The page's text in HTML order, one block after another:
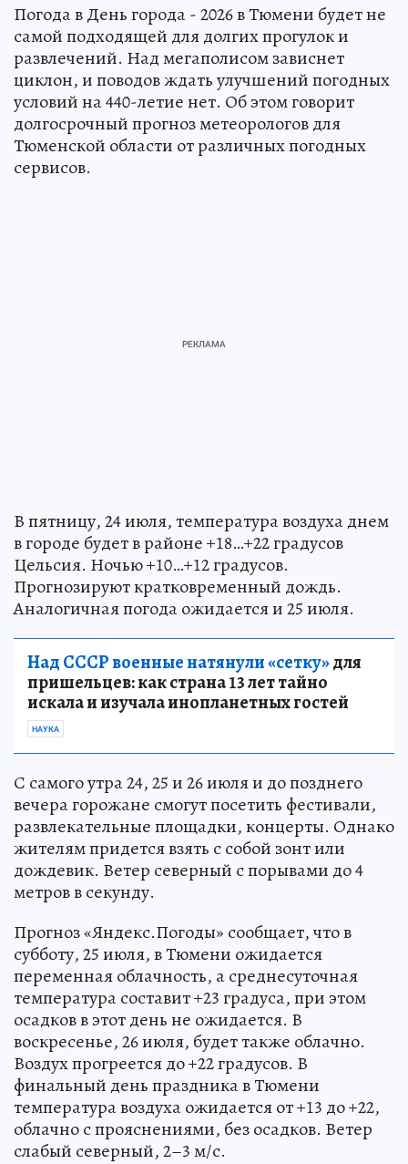
Погода в День города - 2026 в Тюмени будет не
самой подходящей для долгих прогулок и
развлечений. Над мегаполисом зависнет
циклон, и поводов ждать улучшений погодных
условий на 440-летие нет. Об этом говорит
долгосрочный прогноз метеорологов для
Тюменской области от различных погодных
сервисов.
В пятницу, 24 июля, температура воздуха днем
в городе будет в районе +18…+22 градусов
Цельсия. Ночью +10…+12 градусов.
Прогнозируют кратковременный дождь.
Аналогичная погода ожидается и 25 июля.
Над СССР военные натянули «сетку»для
пришельцев: как страна 13 лет тайно
искала и изучала инопланетных гостей
НАУКА
С самого утра 24, 25 и 26 июля и до позднего
вечера горожане смогут посетить фестивали,
развлекательные площадки, концерты. Однако
жителям придется взять с собой зонт или
дождевик. Ветер северный с порывами до 4
метров в секунду.
Прогноз «Яндекс.Погоды» сообщает, что в
субботу, 25 июля, в Тюмени ожидается
переменная облачность, а среднесуточная
температура составит +23 градуса, при этом
осадков в этот день не ожидается. В
воскресенье, 26 июля, будет также облачно.
Воздух прогреется до +22 градусов. В
финальный день праздника в Тюмени
температура воздуха ожидается от +13 до +22,
облачно с прояснениями, без осадков. Ветер
слабый северный, 2–3 м/с.